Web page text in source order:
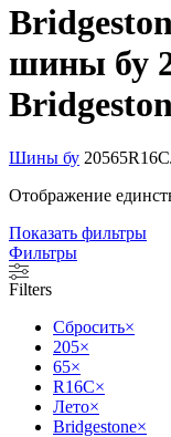
шины бу
Шины бу 20565R16C
Отображение
Показать фильтры
Фильтры
Filters
Сбросить×
205×
65×
R16C×
Лето×
Bridgestone×